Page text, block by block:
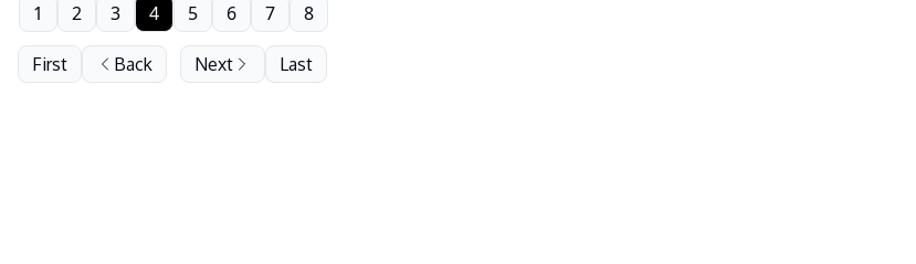
First Back
1 2 3 4 5 6 7 8
Next Last